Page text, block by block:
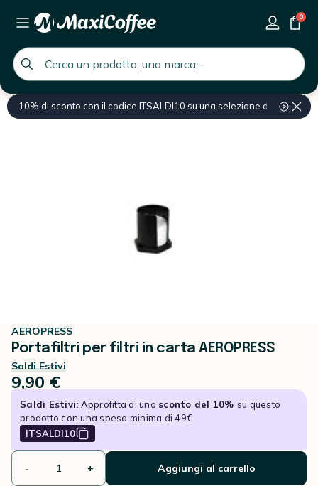
global.search.placeholder
0
10% di sconto con il codice ITSALDI10 su una selezione di prodotti
Home Manutenzione e ricambi Ricambi Ricambi per macchine da
AEROPRESS
Portafiltri per filtri in carta AEROPRESS
Saldi Estivi
9,90 €
Saldi Estivi: Approfitta di uno sconto del 10% su questo
prodotto con una spesa minima di 49€
ITSALDI10
- + Aggiungi al carrello